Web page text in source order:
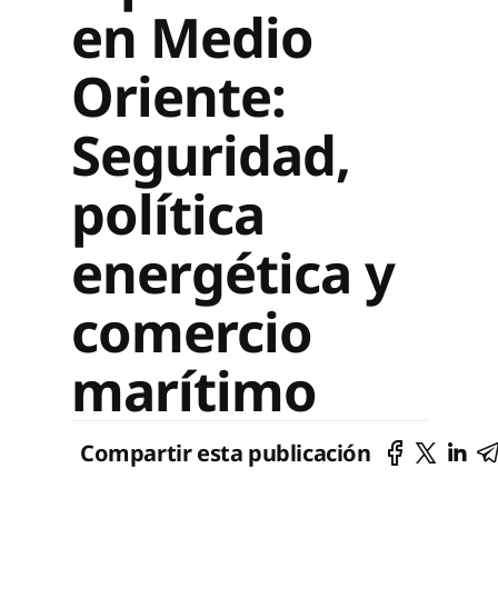
en Medio
Oriente:
Seguridad,
política
energética y
comercio
marítimo
Compartir esta publicación